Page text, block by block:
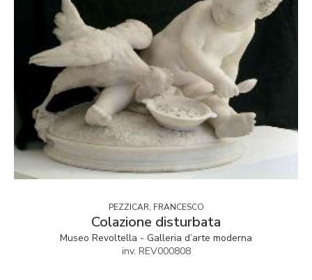
PEZZICAR, FRANCESCO
Colazione disturbata
Museo Revoltella - Galleria d’arte moderna
inv. REV000808